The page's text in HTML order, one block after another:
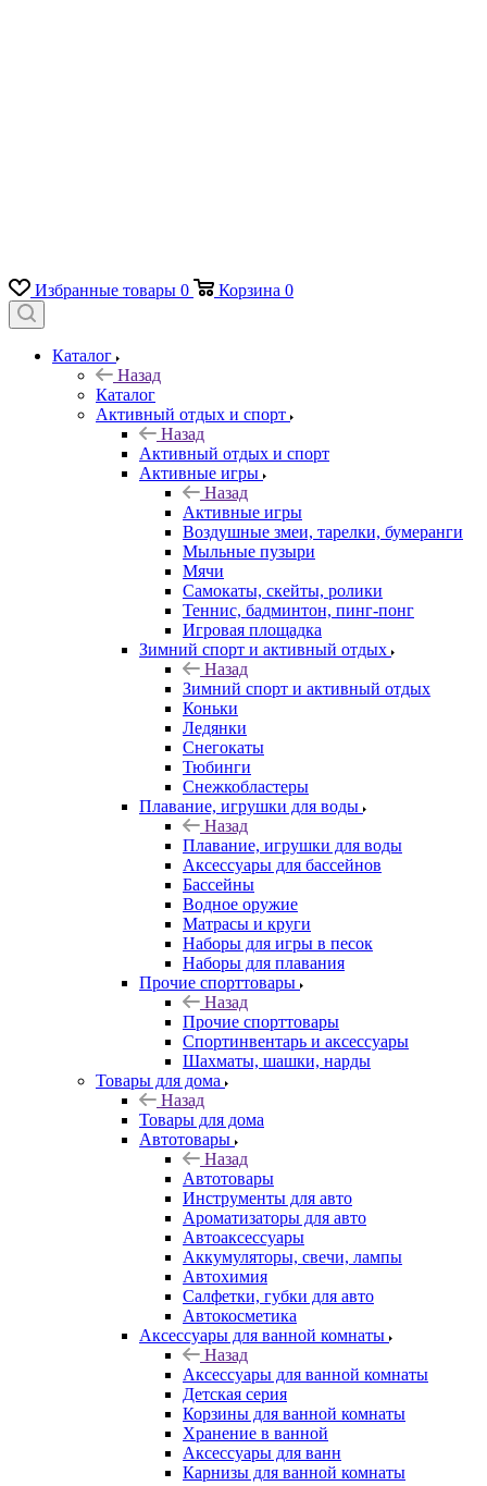
Избранные товары 0 Корзина 0
Каталог
Назад
Каталог
Активный отдых и спорт
Назад
Активный отдых и спорт
Активные игры
Назад
Активные игры
Воздушные змеи, тарелки, бумеранги
Мыльные пузыри
Мячи
Самокаты, скейты, ролики
Теннис, бадминтон, пинг-понг
Игровая площадка
Зимний спорт и активный отдых
Назад
Зимний спорт и активный отдых
Коньки
Ледянки
Снегокаты
Тюбинги
Снежкобластеры
Плавание, игрушки для воды
Назад
Плавание, игрушки для воды
Аксессуары для бассейнов
Бассейны
Водное оружие
Матрасы и круги
Наборы для игры в песок
Наборы для плавания
Прочие спорттовары
Назад
Прочие спорттовары
Спортинвентарь и аксессуары
Шахматы, шашки, нарды
Товары для дома
Назад
Товары для дома
Автотовары
Назад
Автотовары
Инструменты для авто
Ароматизаторы для авто
Автоаксессуары
Аккумуляторы, свечи, лампы
Автохимия
Салфетки, губки для авто
Автокосметика
Аксессуары для ванной комнаты
Назад
Аксессуары для ванной комнаты
Детская серия
Корзины для ванной комнаты
Хранение в ванной
Аксессуары для ванн
Карнизы для ванной комнаты